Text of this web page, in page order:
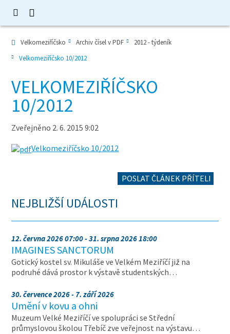
Velkomeziříčsko Archiv čísel v PDF
2012 - týdeník
Velkomeziříčsko 10/2012
VELKOMEZIŘÍČSKO
10/2012
Zveřejněno 2. 6. 2015 9:02
Velkomeziříčsko 10/2012
POSLAT ČLÁNEK PŘÍTELI
NEJBLIŽŠÍ UDÁLOSTI
12. června 2026 07:00 - 31. srpna 2026 18:00
IMAGINES SANCTORUM
Gotický kostel sv. Mikuláše ve Velkém Meziříčí již na
podruhé dává prostor k výstavě studentských…
30. července 2026 - 7. září 2026
Umění v kovu a ohni
Muzeum Velké Meziříčí ve spolupráci se Střední
průmyslovou školou Třebíč zve veřejnost na výstavu…